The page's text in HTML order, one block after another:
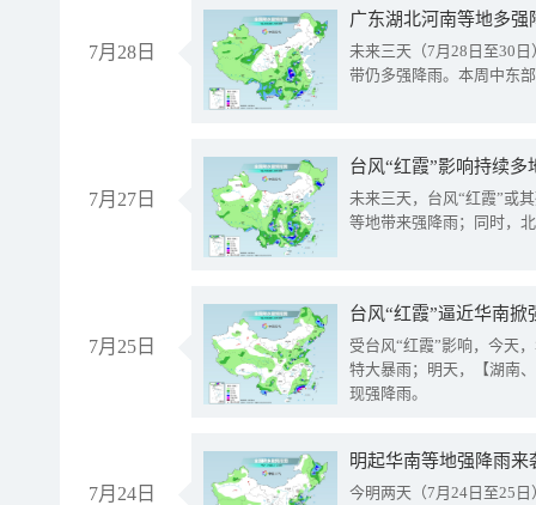
7月28日
广东湖北河南等地多
未来三天（7月28日至30
带仍多强降雨。本周中东
7月27日
台风“红霞”影响持续
未来三天，台风“红霞”或
等地带来强降雨；同时，
7月25日
台风“红霞”逼近华南
受台风“红霞”影响，今天
特大暴雨；明天，【湖南
现强降雨。
7月24日
明起华南等地强降雨
今明两天（7月24日至25